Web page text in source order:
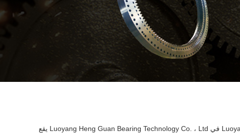
يقع Luoyang Heng Guan Bearing Technology Co. ، Ltd في Luoyang --Bearing Town of China. نحن مؤسسة كيان مهنية متكاملة في التصميم والبحث والإنتاج والمبيعات وخدمة محامل الدوران. نحن ننتج